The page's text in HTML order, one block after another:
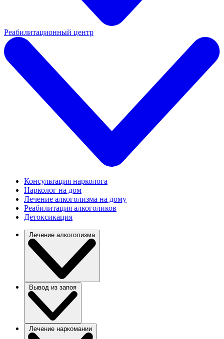
Реабилитационный центр
Консультация нарколога
Нарколог на дом
Лечение алкоголизма на дому
Реабилитация алкоголиков
Детоксикация
Лечение алкоголизма
Вывод из запоя
Лечение наркомании